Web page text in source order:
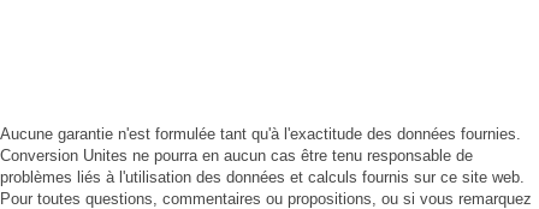
Aucune garantie n'est formulée tant qu'à l'exactitude des données fournies.
Conversion Unites ne pourra en aucun cas être tenu responsable de
problèmes liés à l'utilisation des données et calculs fournis sur ce site web.
Pour toutes questions, commentaires ou propositions, ou si vous remarquez